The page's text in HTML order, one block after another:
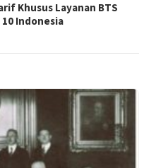
Khusus Layanan BTS
Indonesia